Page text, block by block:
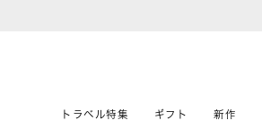
トラベル特集 ギフト 新作